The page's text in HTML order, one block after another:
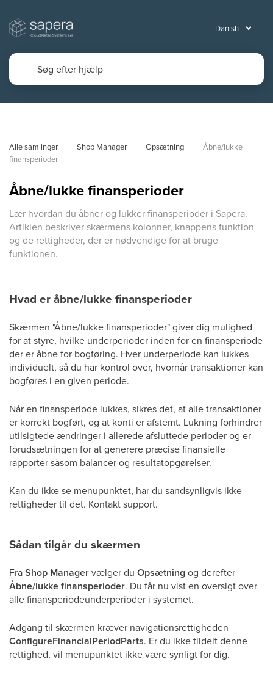
Alle samlinger Shop Manager Opsætning
Åbne/lukke
finansperioder
Åbne/lukke finansperioder
Lær hvordan du åbner og lukker finansperioder i Sapera.
Artiklen beskriver skærmens kolonner, knappens funktion
og de rettigheder, der er nødvendige for at bruge
funktionen.
Hvad er åbne/lukke finansperioder
Skærmen "Åbne/lukke finansperioder" giver dig mulighed
for at styre, hvilke underperioder inden for en finansperiode
der er åbne for bogføring. Hver underperiode kan lukkes
individuelt, så du har kontrol over, hvornår transaktioner kan
bogføres i en given periode.
Når en finansperiode lukkes, sikres det, at alle transaktioner
er korrekt bogført, og at konti er afstemt. Lukning forhindrer
utilsigtede ændringer i allerede afsluttede perioder og er
forudsætningen for at generere præcise finansielle
rapporter såsom balancer og resultatopgørelser.
Kan du ikke se menupunktet, har du sandsynligvis ikke
rettigheder til det. Kontakt support.
Sådan tilgår du skærmen
FraShop Managervælger du Opsætningog derefter
Åbne/lukke finansperioder. Du får nu vist en oversigt over
alle finansperiodeunderperioder i systemet.
Adgang til skærmen kræver navigationsrettigheden
ConfigureFinancialPeriodParts. Er du ikke tildelt denne
rettighed, vil menupunktet ikke være synligt for dig.